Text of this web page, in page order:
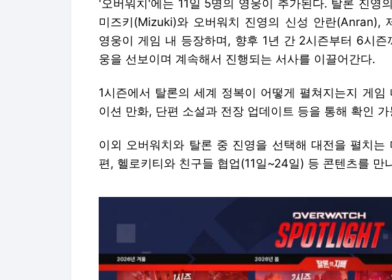
'오버워치'에는 11일 5명의 영웅이 추가된다. 탈론 진영
미즈키(Mizuki)와 오버워치 진영의 신성 안란(Anran),
영웅이 게임 내 등장하며, 향후 1년 간 2시즌부터 6시
웅을 선보이며 계속해서 진행되는 서사를 이끌어간다.
1시즌에서 탈론의 세계 정복이 어떻게 펼쳐지는지 게
이션 만화, 단편 소설과 전장 업데이트 등을 통해 확인 가
이외 오버워치와 탈론 중 진영을 선택해 대전을 펼치
편, 헬로키티와 친구들 협업(11일~24일) 등 콘텐츠를 만